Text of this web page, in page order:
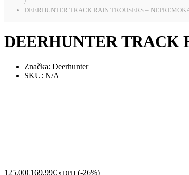
/
DEERHUNTER TRACK RAIN TROUSERS –
DEERHUNTER TRACK
Značka: Deerhunter
SKU: N/A
125,00€169,99€ s DPH (-26%)